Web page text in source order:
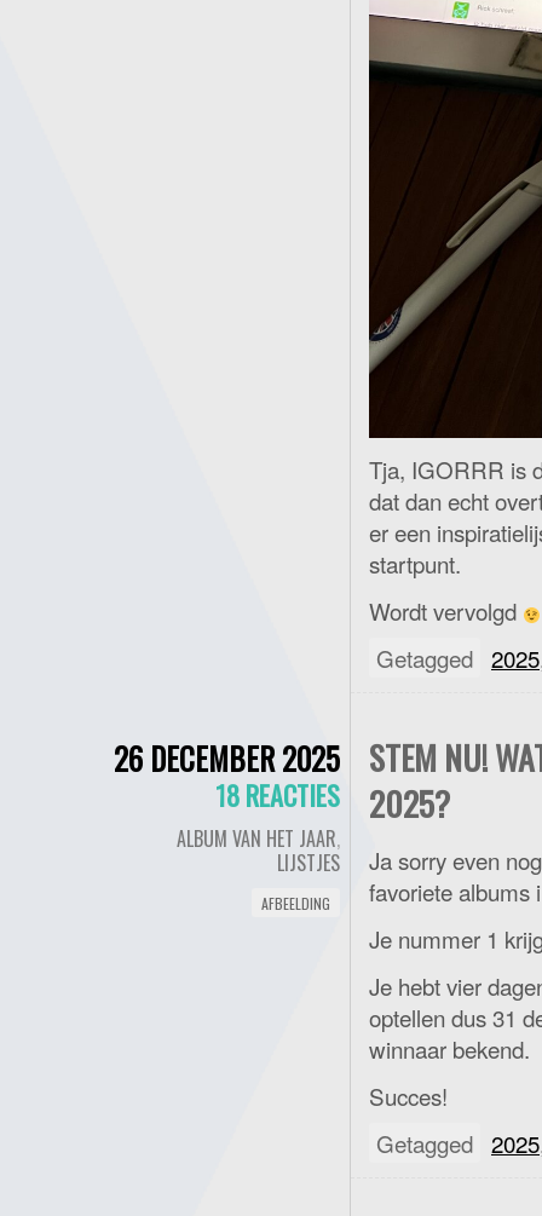
Tja, IGORRR is
dat dan echt
er een
startpunt.
Wordt vervolgd
Getagged 2025
26 DECEMBER 2025
18 REACTIES
ALBUM VAN HET JAAR,
LIJSTJES
AFBEELDING
STEM NU!
2025?
Ja sorry even
favoriete albums
Je nummer 1
Je hebt vier
optellen dus 31
winnaar bekend.
Succes!
Getagged 2025